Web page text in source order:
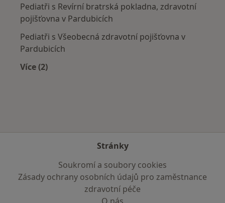
Pediatři s Revírní bratrská pokladna, zdravotní
pojišťovna v Pardubicích
Pediatři s Všeobecná zdravotní pojišťovna v
Pardubicích
Více (2)
Stránky
Soukromí a soubory cookies
Zásady ochrany osobních údajů pro zaměstnance
zdravotní péče